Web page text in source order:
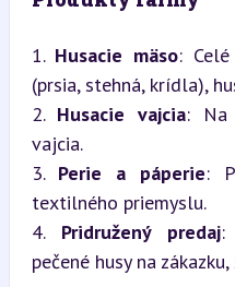
1. Husacie mäso:
(prsia, stehná, krídla),
2. Husacie vajcia: Na
vajcia.
3. Perie a páperie:
textilného priemyslu.
4. Pridružený predaj:
pečené husy na